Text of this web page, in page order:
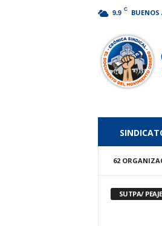
9.9 C BUENOS
Sindical
62
SUTPA/